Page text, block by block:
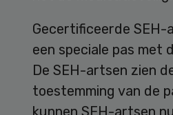
Gecertificeerde SEH-
een speciale pas met
De SEH-artsen zien
toestemming van de
kunnen SEH-artsen